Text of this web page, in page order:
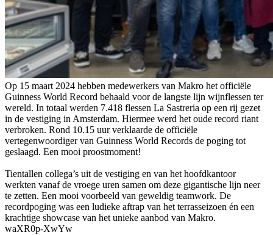
Op 15 maart 2024 hebben medewerkers van Makro het officiële
Guinness World Record behaald voor de langste lijn wijnflessen ter
wereld. In totaal werden 7.418 flessen La Sastreria op een rij gezet
in de vestiging in Amsterdam. Hiermee werd het oude record riant
verbroken. Rond 10.15 uur verklaarde de officiële
vertegenwoordiger van Guinness World Records de poging tot
geslaagd. Een mooi proostmoment!
Tientallen collega’s uit de vestiging en van het hoofdkantoor
werkten vanaf de vroege uren samen om deze gigantische lijn neer
te zetten. Een mooi voorbeeld van geweldig teamwork. De
recordpoging was een ludieke aftrap van het terrasseizoen én een
krachtige showcase van het unieke aanbod van Makro.
waXR0p-XwYw